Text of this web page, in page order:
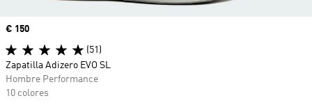
Precio
€ 150
(51)
Zapatilla Adizero EVO SL
Hombre Performance
10 colores